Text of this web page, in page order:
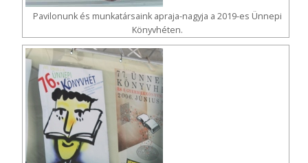
Pavilonunk és munkatársaink apraja-nagyja a 2019-es Ünnepi
Könyvhéten.